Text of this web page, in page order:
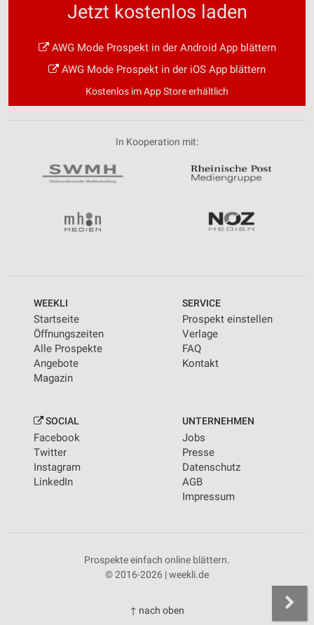
Jetzt kostenlos laden
AWG Mode Prospekt in der Android App blättern
AWG Mode Prospekt in der iOS App blättern
Kostenlos im App Store erhältlich
In Kooperation mit:
WEEKLI
Startseite
Öffnungszeiten
Alle Prospekte
Angebote
Magazin
SERVICE
Prospekt einstellen
Verlage
FAQ
Kontakt
SOCIAL
Facebook
Twitter
Instagram
LinkedIn
UNTERNEHMEN
Jobs
Presse
Datenschutz
AGB
Impressum
Prospekte einfach online blättern.
© 2016-2026 | weekli.de
↑ nach oben